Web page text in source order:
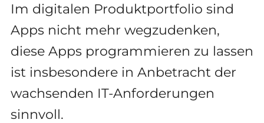
Im digitalen Produktportfolio sind
Apps nicht mehr wegzudenken,
diese Apps programmieren zu lassen
ist insbesondere in Anbetracht der
wachsenden IT-Anforderungen
sinnvoll.